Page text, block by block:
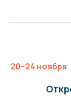
20−24 ноября